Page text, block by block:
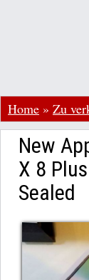
Home » Zu
New
X 8
Sealed